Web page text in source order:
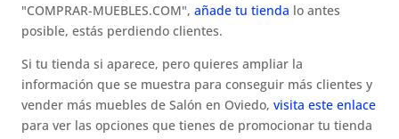
"COMPRAR-MUEBLES.COM",añade tu tienda lo antes
posible, estás perdiendo clientes.
Si tu tienda si aparece, pero quieres ampliar la
información que se muestra para conseguir más clientes y
vender más muebles de Salón en Oviedo,visita este enlace
para ver las opciones que tienes de promocionar tu tienda